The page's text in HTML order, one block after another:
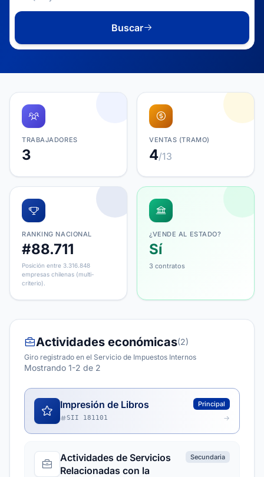
Buscar
TRABAJADORES
3
VENTAS (TRAMO)
4/13
RANKING NACIONAL
#88.711
Posición entre 3.316.848
empresas chilenas (multi-
criterio).
¿VENDE AL ESTADO?
Sí
3 contratos
Actividades económicas(2)
Giro registrado en el Servicio de Impuestos Internos
Mostrando 1-2 de 2
Impresión de Libros Principal
SII 181101
Actividades de Servicios
Relacionadas con la
Secundaria